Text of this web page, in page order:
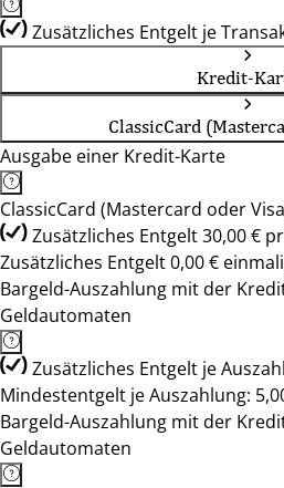
Zusätzliches Entgelt je
Kredit-
ClassicCard
Ausgabe einer Kredit-Karte
ClassicCard (Mastercard oder
Zusätzliches Entgelt 30,00 €
Zusätzliches Entgelt 0,00 €
Bargeld-Auszahlung mit der
Geldautomaten
Zusätzliches Entgelt je
Mindestentgelt je Auszahlung:
Bargeld-Auszahlung mit der
Geldautomaten